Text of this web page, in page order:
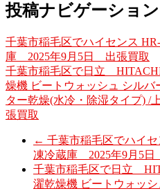
投稿ナビゲーション
千葉市稲毛区でハイセンス
庫 2025年9月5日 出張買取
千葉市稲毛区で日立
燥機 ビートウォッシュ シルバ
ター乾燥(水冷・除湿タイプ)
張買取
← 千葉市稲毛区でハイ
凍冷蔵庫 2025年9月5
千葉市稲毛区で日立
濯乾燥機 ビートウォッ